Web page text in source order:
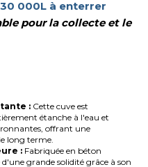
000L à enterrer
pour la collecte et le
: Cette cuve est
étanche à l'eau et
offrant une
long terme.
: Fabriquée en béton
grande solidité grâce à son